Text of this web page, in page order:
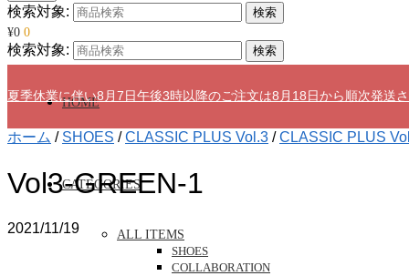
検索対象:
検索
¥0 0
検索対象: 検索
HOME
CATEGORIES
ALL ITEMS
SHOES
COLLABORATION
夏季休業に伴い8月7日午後3時以降のご注文は8月18日から順次発送さ
ホーム / SHOES /CLASSIC PLUS Vol.3 /CLASSIC PLUS
Vol3-GREEN-1
2021/11/19